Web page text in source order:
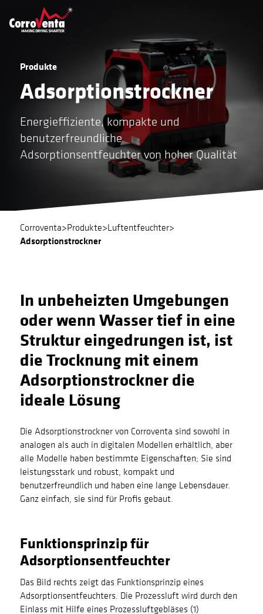
Produkte
Adsorptionstrockner
Energieffiziente, kompakte und
benutzerfreundliche
Adsorptionsentfeuchter von hoher Qualität
Corroventa>Produkte>Luftentfeuchter>
Adsorptionstrockner
In unbeheizten Umgebungen
oder wenn Wasser tief in eine
Struktur eingedrungen ist, ist
die Trocknung mit einem
Adsorptionstrockner die
ideale Lösung
Die Adsorptionstrockner von Corroventa sind sowohl in
analogen als auch in digitalen Modellen erhältlich, aber
alle Modelle haben bestimmte Eigenschaften; Sie sind
leistungsstark und robust, kompakt und
benutzerfreundlich und haben eine lange Lebensdauer.
Ganz einfach, sie sind für Profis gebaut.
Funktionsprinzip für
Adsorptionsentfeuchter
Das Bild rechts zeigt das Funktionsprinzip eines
Adsorptionsentfeuchters. Die Prozessluft wird durch den
Einlass mit Hilfe eines Prozessluftgebläses (1)